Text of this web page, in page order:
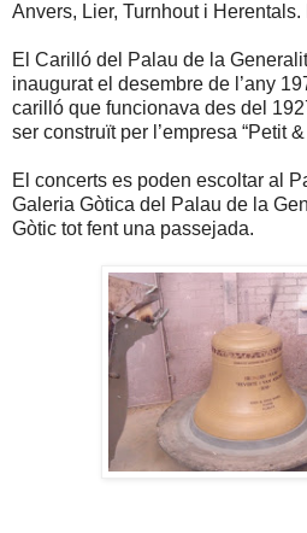
Anvers, Lier, Turnhout i Herentals.
El Carilló del Palau de la
inaugurat el desembre de l’any
carilló que funcionava des del
ser construït per l’empresa “Petit &
El concerts es poden escoltar al
Galeria Gòtica del Palau de la
Gòtic tot fent una passejada.